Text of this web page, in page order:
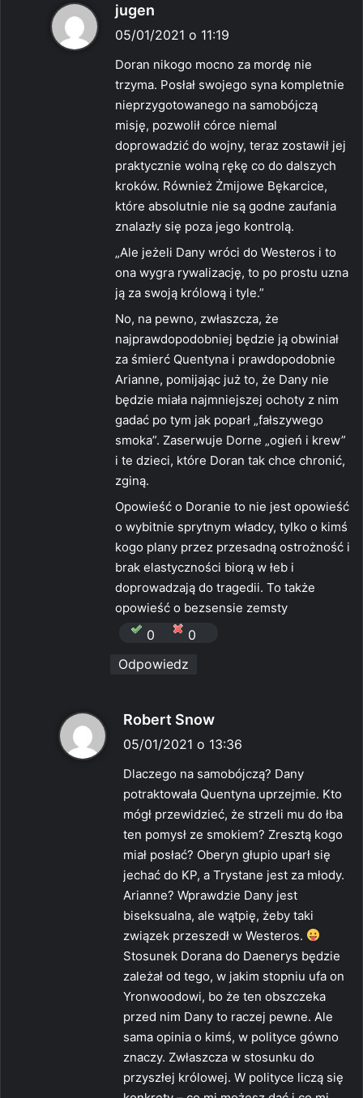
jugen
i
z
e
:
05/01/2021 o 11:19
Doran nikogo mocno za mordę nie
trzyma. Posłał swojego syna kompletnie
nieprzygotowanego na samobójczą
misję, pozwolił córce niemal
doprowadzić do wojny, teraz zostawił jej
praktycznie wolną rękę co do dalszych
kroków. Również Żmijowe Bękarcice,
które absolutnie nie są godne zaufania
znalazły się poza jego kontrolą.
„Ale jeżeli Dany wróci do Westeros i to
ona wygra rywalizację, to po prostu uzna
ją za swoją królową i tyle.”
No, na pewno, zwłaszcza, że
najprawdopodobniej będzie ją obwiniał
za śmierć Quentyna i prawdopodobnie
Arianne, pomijając już to, że Dany nie
będzie miała najmniejszej ochoty z nim
gadać po tym jak poparł „fałszywego
smoka”. Zaserwuje Dorne „ogień i krew”
i te dzieci, które Doran tak chce chronić,
zginą.
Opowieść o Doranie to nie jest opowieść
o wybitnie sprytnym władcy, tylko o kimś
kogo plany przez przesadną ostrożność i
brak elastyczności biorą w łeb i
doprowadzają do tragedii. To także
opowieść o bezsensie zemsty
0
0
Odpowiedz
Robert Snow
i
e
:
05/01/2021 o 13:36
Dlaczego na samobójczą? Dany
potraktowała Quentyna uprzejmie. Kto
mógł przewidzieć, że strzeli mu do łba
ten pomysł ze smokiem? Zresztą kogo
miał posłać? Oberyn głupio uparł się
jechać do KP, a Trystane jest za młody.
Arianne? Wprawdzie Dany jest
biseksualna, ale wątpię, żeby taki
związek przeszedł w Westeros.
Stosunek Dorana do Daenerys będzie
zależał od tego, w jakim stopniu ufa on
Yronwoodowi, bo że ten obszczeka
przed nim Dany to raczej pewne. Ale
sama opinia o kimś, w polityce gówno
znaczy. Zwłaszcza w stosunku do
przyszłej królowej. W polityce liczą się